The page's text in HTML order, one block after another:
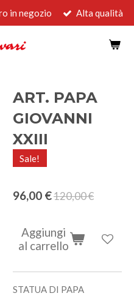
in negozio Alta qualità
ART. PAPA
GIOVANNI
XXIII
Sale!
96,00 €120,00 €
Aggiungi
al carrello
STATUA DI PAPA